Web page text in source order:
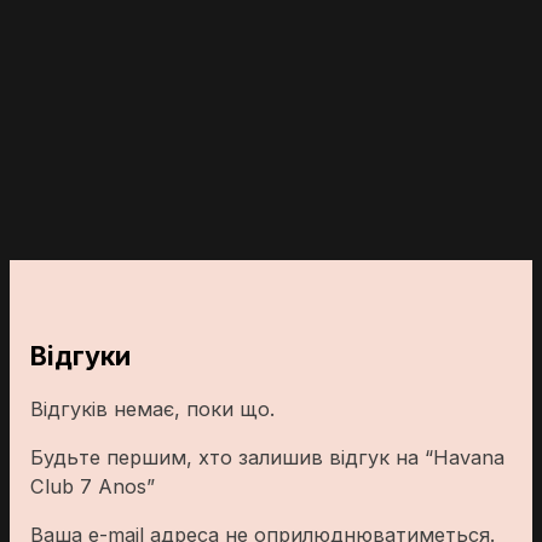
Відгуки
Відгуків немає, поки що.
Будьте першим, хто залишив відгук на “Havana
Club 7 Anos”
Ваша e-mail адреса не оприлюднюватиметься.